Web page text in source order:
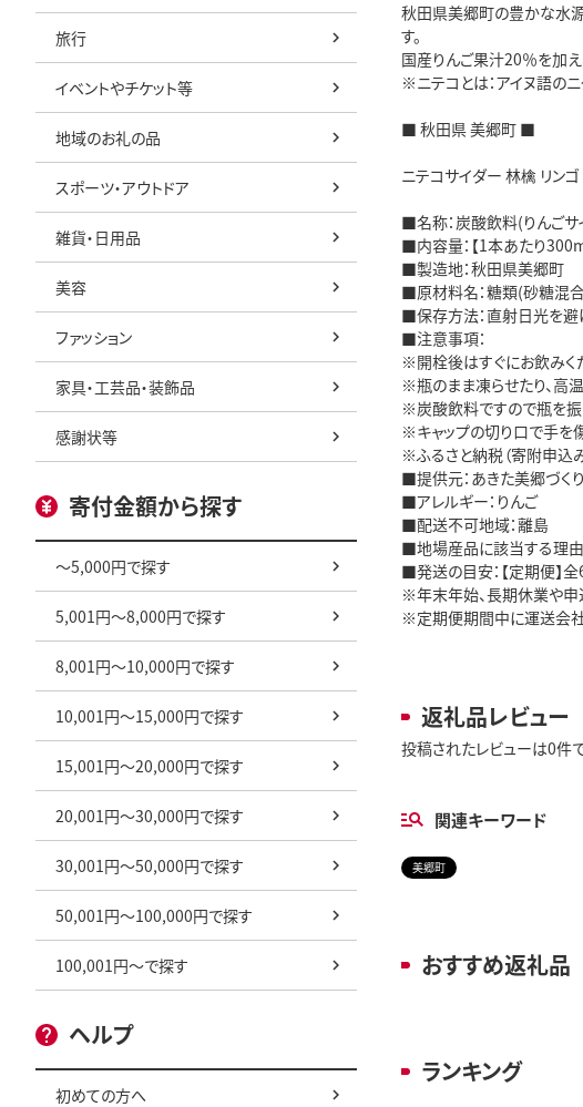
旅行
イベントやチケット等
地域のお礼の品
スポーツ・アウトドア
雑貨・日用品
美容
ファッション
家具・工芸品・装飾品
感謝状等
寄付金額から探す
～5,000円で探す
5,001円～8,000円で探す
8,001円～10,000円で探す
10,001円～15,000円で探す
15,001円～20,000円で探す
20,001円～30,000円で探す
30,001円～50,000円で探す
50,001円～100,000円で探す
100,001円～で探す
ヘルプ
初めての方へ
秋田県美郷町の豊かな水源
す。
国産りんご果汁20％を加え
※ニテコとは：アイヌ語の
■ 秋田県 美郷町 ■
ニテコサイダー 林檎 リン
■名称：炭酸飲料(りんごサ
■内容量：【1本あたり
■製造地：秋田県美郷町
■原材料名：糖類(砂糖混合
■保存方法：直射日光を避
■注意事項：
※開栓後はすぐにお飲みく
※瓶のまま凍らせたり、高
※炭酸飲料ですので瓶を振
※キャップの切り口で手を
※ふるさと納税（寄附申込
■提供元：あきた美郷づくり
■アレルギー：りんご
■配送不可地域：離島
■地場産品に該当する理由
■発送の目安：【定期便】
※年末年始、長期休業や申
※定期便期間中に運送会社
返礼品レビュー
投稿されたレビューは0件で
関連キーワード
美郷町
おすすめ返礼品
ランキング